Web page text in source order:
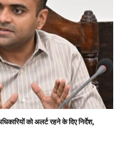
को अलर्ट रहने के दिए निर्देश,